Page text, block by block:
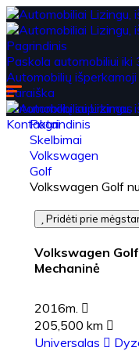
Pagrindinis
Paskola automobiliui
Automobilių išperkamoji
Paraiška
Automobilių supirkimas
Kontaktai
Pagrindinis
Skelbimai
Volkswagen
Golf
Volkswagen Golf
Pridėti prie
Volkswagen
Mechaninė
2016m.
205,500 km
Universalas